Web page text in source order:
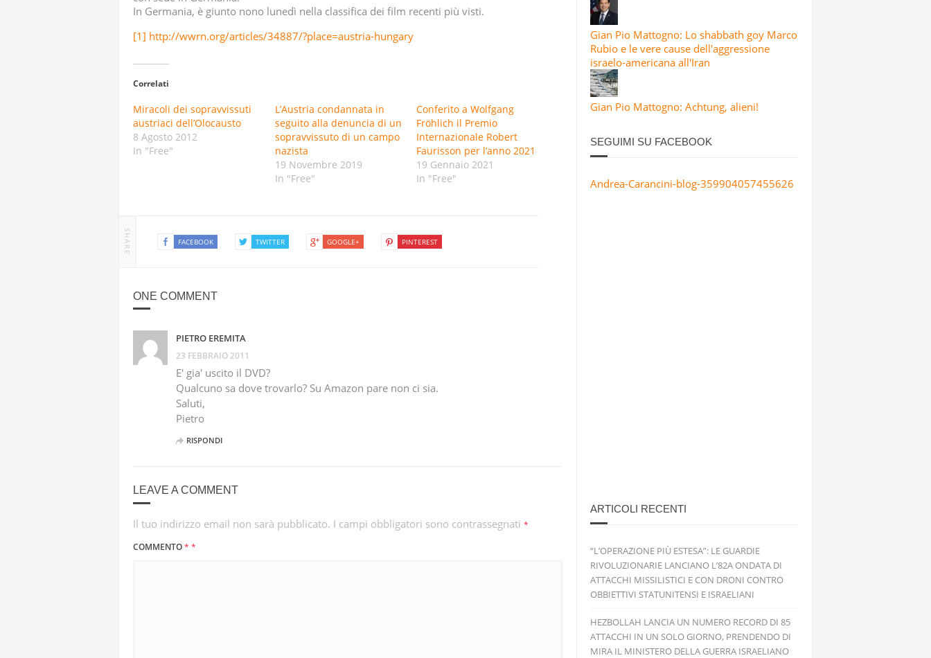
In Germania, è giunto nono lunedì nella classifica dei film recenti più visti.
[1] http://wwrn.org/articles/34887/?place=austria-hungary
Correlati
Miracoli dei sopravvissuti
austriaci dell’Olocausto
8 Agosto 2012
In "Free"
L’Austria condannata in
seguito alla denuncia di un
sopravvissuto di un campo
nazista
19 Novembre 2019
In "Free"
Conferito a Wolfgang
Fröhlich il Premio
Internazionale Robert
Faurisson per l’anno 2021
19 Gennaio 2021
In "Free"
SHARE FACEBOOK TWITTER GOOGLE+ PINTEREST
ONE COMMENT
PIETRO EREMITA
23 FEBBRAIO 2011
E' gia' uscito il DVD?
Qualcuno sa dove trovarlo? Su Amazon pare non ci sia.
Saluti,
Pietro
RISPONDI
LEAVE A COMMENT
Il tuo indirizzo email non sarà pubblicato. I campi obbligatori sono contrassegnati *
COMMENTO* *
Gian Pio Mattogno: Lo shabbath goy Marco
Rubio e le vere cause dell'aggressione
israelo-americana all'Iran
Gian Pio Mattogno: Achtung, alieni!
SEGUIMI SU FACEBOOK
Andrea-Carancini-blog-359904057455626
ARTICOLI RECENTI
“L’OPERAZIONE PIÙ ESTESA”: LE GUARDIE
RIVOLUZIONARIE LANCIANO L’82A ONDATA DI
ATTACCHI MISSILISTICI E CON DRONI CONTRO
OBBIETTIVI STATUNITENSI E ISRAELIANI
HEZBOLLAH LANCIA UN NUMERO RECORD DI 85
ATTACCHI IN UN SOLO GIORNO, PRENDENDO DI
MIRA IL MINISTERO DELLA GUERRA ISRAELIANO